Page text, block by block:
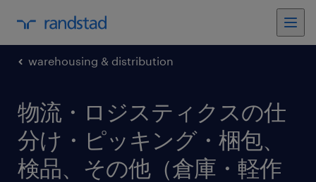
warehousing & distribution
物流・ロジスティクスの仕
分け・ピッキング・梱包、
検品、その他（倉庫・軽作